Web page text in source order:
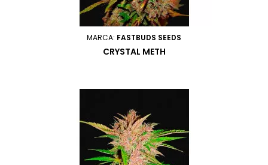
MARCA: FASTBUDS SEEDS
CRYSTAL METH